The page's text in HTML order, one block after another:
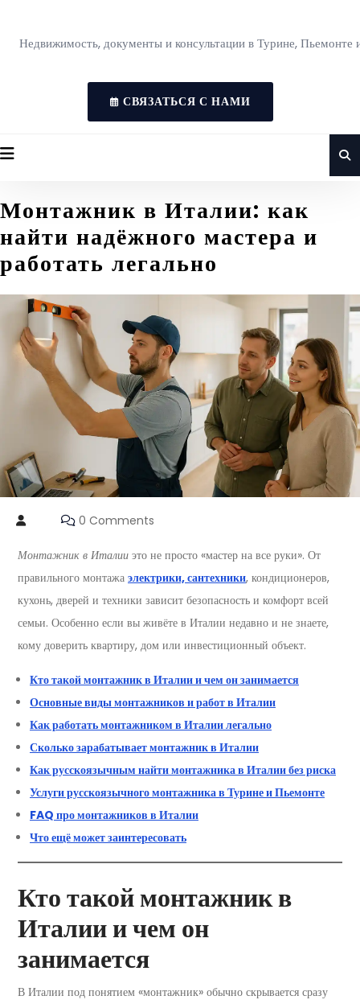
Недвижимость, документы и консультации в Турине, Пьемонте
СВЯЗАТЬСЯ С НАМИ
Монтажник в Италии: как
найти надёжного мастера и
работать легально
0 Comments
Монтажник в Италии это не просто «мастер на все руки». От
правильного монтажа электрики,сантехники, кондиционеров,
кухонь, дверей и техники зависит безопасность и комфорт всей
семьи. Особенно если вы живёте в Италии недавно и не знаете,
кому доверить квартиру, дом или инвестиционный объект.
Кто такой монтажник в Италии и чем он занимается
Основные виды монтажников и работ в Италии
Как работать монтажником в Италии легально
Сколько зарабатывает монтажник в Италии
Как русскоязычным найти монтажника в Италии без риска
Услуги русскоязычного монтажника в Турине и Пьемонте
FAQ про монтажников в Италии
Что ещё может заинтересовать
Кто такой монтажник в
Италии и чем он
занимается
В Италии под понятием «монтажник» обычно скрывается сразу